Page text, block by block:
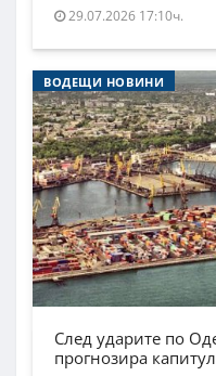
29.07.2026 17:10ч.
ВОДЕЩИ НОВИНИ
След ударите по
прогнозира